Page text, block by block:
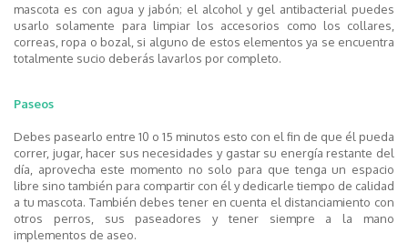
mascota es con agua y jabón; el alcohol y gel antibacterial puedes
usarlo solamente para limpiar los accesorios como los collares,
correas, ropa o bozal, si alguno de estos elementos ya se encuentra
totalmente sucio deberás lavarlos por completo.
Paseos
Debes pasearlo entre 10 o 15 minutos esto con el fin de que él pueda
correr, jugar, hacer sus necesidades y gastar su energía restante del
día, aprovecha este momento no solo para que tenga un espacio
libre sino también para compartir con él y dedicarle tiempo de calidad
a tu mascota. También debes tener en cuenta el distanciamiento con
otros perros, sus paseadores y tener siempre a la mano
implementos de aseo.